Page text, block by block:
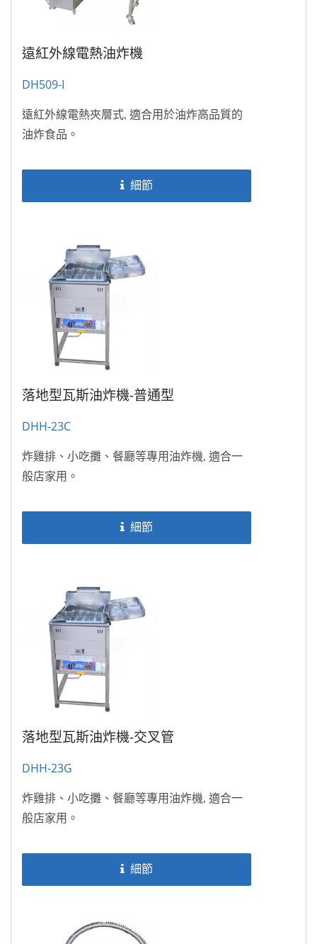
遠紅外線電熱油炸機
DH509-I
遠紅外線電熱夾層式, 適合用於油炸高品質的
油炸食品。
細節
落地型瓦斯油炸機-普通型
DHH-23C
炸雞排、小吃攤、餐廳等專用油炸機, 適合一
般店家用。
細節
落地型瓦斯油炸機-交叉管
DHH-23G
炸雞排、小吃攤、餐廳等專用油炸機, 適合一
般店家用。
細節